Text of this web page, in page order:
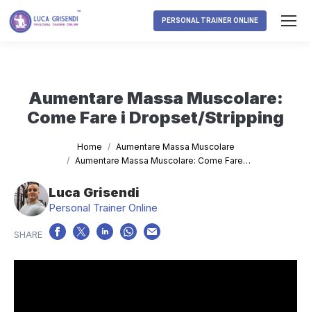
PERSONAL TRAINER ONLINE
Aumentare Massa Muscolare:
Come Fare i Dropset/Stripping
Tu sei qui:Home
Aumentare Massa Muscolare
Aumentare Massa Muscolare: Come Fare…
Luca Grisendi
Personal Trainer Online